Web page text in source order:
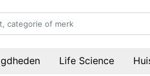
Life Science